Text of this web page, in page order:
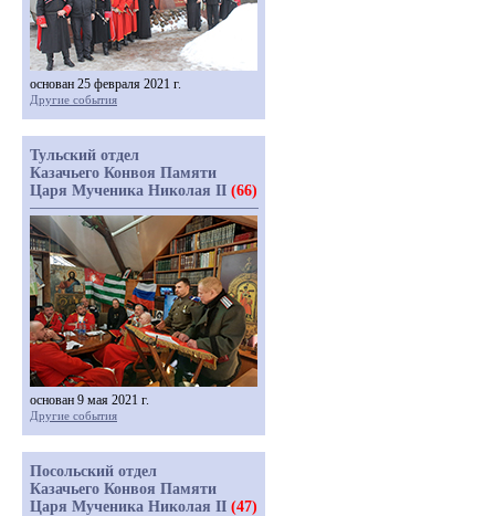
основан 25 февраля 2021 г.
Другие события
Тульский отдел
Казачьего Конвоя Памяти
Царя Мученика Николая II (66)
основан 9 мая 2021 г.
Другие события
Посольский отдел
Казачьего Конвоя Памяти
Царя Мученика Николая II (47)